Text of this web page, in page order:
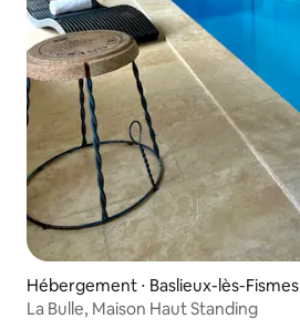
Hébergement ⋅ Baslieux-lès-Fismes
La Bulle, Maison Haut Standing